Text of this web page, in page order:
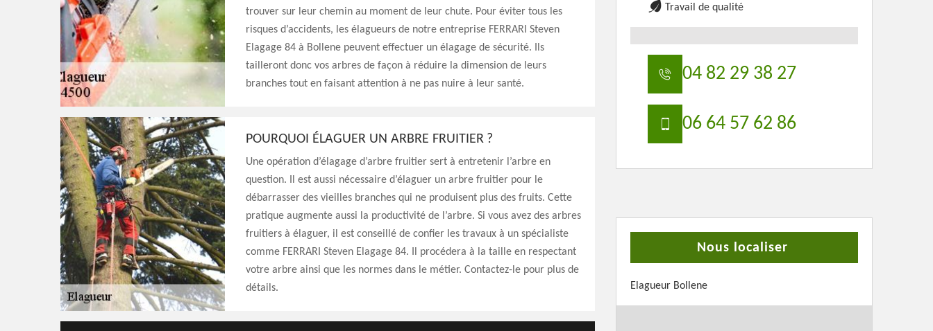
trouver sur leur chemin au moment de leur chute. Pour éviter tous les
risques d’accidents, les élagueurs de notre entreprise FERRARI Steven
Elagage 84 à Bollene peuvent effectuer un élagage de sécurité. Ils
tailleront donc vos arbres de façon à réduire la dimension de leurs
branches tout en faisant attention à ne pas nuire à leur santé.
POURQUOI ÉLAGUER UN ARBRE FRUITIER ?
Une opération d’élagage d’arbre fruitier sert à entretenir l’arbre en
question. Il est aussi nécessaire d’élaguer un arbre fruitier pour le
débarrasser des vieilles branches qui ne produisent plus des fruits. Cette
pratique augmente aussi la productivité de l’arbre. Si vous avez des arbres
fruitiers à élaguer, il est conseillé de confier les travaux à un spécialiste
comme FERRARI Steven Elagage 84. Il procédera à la taille en respectant
votre arbre ainsi que les normes dans le métier. Contactez-le pour plus de
détails.
Travail de qualité
04 82 29 38 27
06 64 57 62 86
Nous localiser
Elagueur Bollene